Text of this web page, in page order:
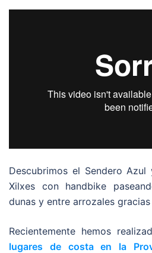
Descubrimos el Sendero
Xilxes con handbike
dunas y entre arrozales
Recientemente hemos
lugares de costa en la